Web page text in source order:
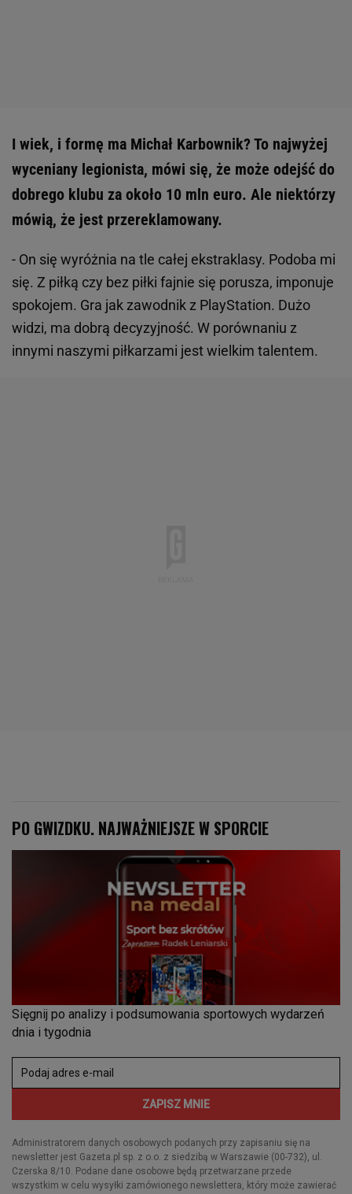
I wiek, i formę ma Michał Karbownik? To najwyżej
wyceniany legionista, mówi się, że może odejść do
dobrego klubu za około 10 mln euro. Ale niektórzy
mówią, że jest przereklamowany.
- On się wyróżnia na tle całej ekstraklasy. Podoba mi
się. Z piłką czy bez piłki fajnie się porusza, imponuje
spokojem. Gra jak zawodnik z PlayStation. Dużo
widzi, ma dobrą decyzyjność. W porównaniu z
innymi naszymi piłkarzami jest wielkim talentem.